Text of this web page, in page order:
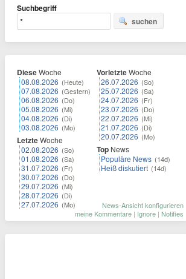
Suchbegriff
suchen
DieseWoche
08.08.2026 (Heute)
07.08.2026 (Gestern)
06.08.2026 (Do)
05.08.2026 (Mi)
04.08.2026 (Di)
03.08.2026 (Mo)
LetzteWoche
02.08.2026 (So)
01.08.2026 (Sa)
31.07.2026 (Fr)
30.07.2026 (Do)
29.07.2026 (Mi)
28.07.2026 (Di)
27.07.2026 (Mo)
VorletzteWoche
26.07.2026 (So)
25.07.2026 (Sa)
24.07.2026 (Fr)
23.07.2026 (Do)
22.07.2026 (Mi)
21.07.2026 (Di)
20.07.2026 (Mo)
Top News
Populäre News (14d)
Heiß diskutiert (14d)
News-Ansicht konfigurieren
meine Kommentare | Ignore | Notifies